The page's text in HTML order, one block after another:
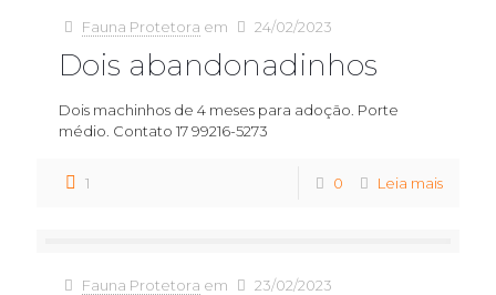
Fauna Protetora em 24/02/2023
Dois abandonadinhos
Dois machinhos de 4 meses para adoção. Porte
médio. Contato 17 99216-5273
1 0 Leia mais
Fauna Protetora em 23/02/2023